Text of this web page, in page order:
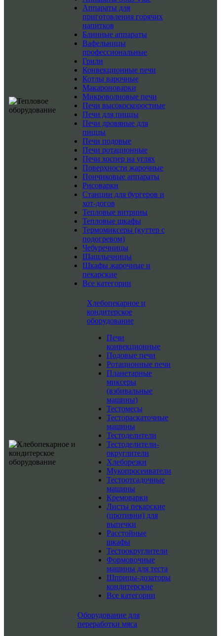
Аппараты для
приготовления горячих
напитков
Блинные аппараты
Вафельницы
профессиональные
Грили
Конвекционные печи
Котлы варочные
Макароноварки
Микроволновые печи
Печи высокоскоростные
Печи для пиццы
Печи дровяные для
пиццы
Печи подовые
Печи ротационные
Печи хоспер на углях
Поверхности жарочные
Пончиковые аппараты
Рисоварки
Станции для бургеров и
хот-догов
Тепловые витрины
Тепловые шкафы
Термомиксеры (куттер с
подогревом)
Чебуречницы
Шашлычницы
Шкафы жарочные и
пекарские
Все категории
Хлебопекарное и
кондитерское
оборудование
Печи
конвекционные
Подовые печи
Ротационные печи
Планетарные
миксеры
(взбивальные
машины)
Тестомесы
Тестораскаточные
машины
Тестоделители
Тестоделители-
округлители
Хлеборезки
Мукопросеиватели
Тестоотсадочные
машины
Кремоварки
Листы пекарские
(противни) для
выпечки
Расстойные
шкафы
Тестоокруглители
Формовочные
машины для теста
Шприцы-дозаторы
кондитерские
Все категории
Оборудование для
переработки мяса